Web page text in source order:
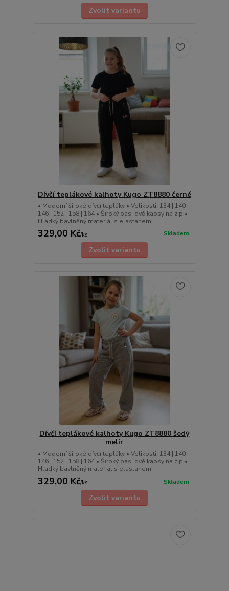
Zvolit variantu
Dívčí teplákové kalhoty Kugo ZT8880 černé
• Moderní široké dívčí tepláky • Velikosti: 134 | 140 |
146 | 152 | 158 | 164 • Široký pas, dvě kapsy na zip •
Hladký bavlněný materiál s elastanem
329,00 Kč/ks Skladem
Zvolit variantu
Dívčí teplákové kalhoty Kugo ZT8880 šedý
melír
• Moderní široké dívčí tepláky • Velikosti: 134 | 140 |
146 | 152 | 158 | 164 • Široký pas, dvě kapsy na zip •
Hladký bavlněný materiál s elastanem
329,00 Kč/ks Skladem
Zvolit variantu